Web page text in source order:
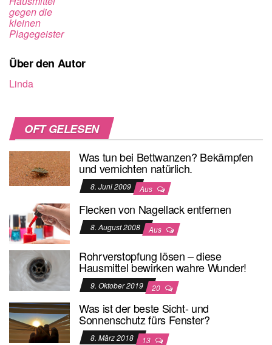
gegen die
kleinen
Plagegeister
Über den Autor
Linda
OFT GELESEN
Was tun bei Bettwanzen? Bekämpfen
und vernichten natürlich.
8. Juni 2009 Aus
Flecken von Nagellack entfernen
8. August 2008 Aus
Rohrverstopfung lösen – diese
Hausmittel bewirken wahre Wunder!
9. Oktober 2019 20
Was ist der beste Sicht- und
Sonnenschutz fürs Fenster?
8. März 2018 13